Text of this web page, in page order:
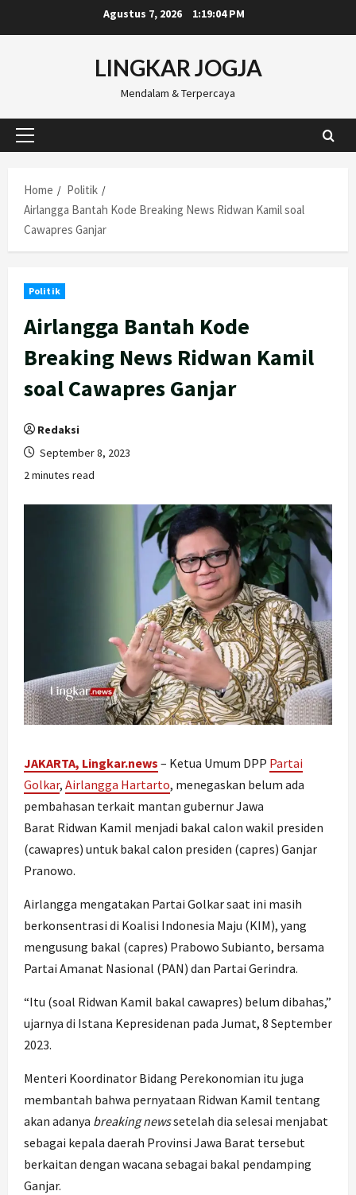
to
Agustus 7, 2026 1:19:05 PM
LINGKAR JOGJA
Mendalam & Terpercaya
Primary
Home
Politik
Airlangga Bantah Kode Breaking News Ridwan Kamil soal
Cawapres Ganjar
Politik
Airlangga Bantah Kode
Breaking News Ridwan Kamil
soal Cawapres Ganjar
Redaksi
September 8, 2023
2 minutes read
JAKARTA, Lingkar.news – Ketua Umum DPP Partai
Golkar, Airlangga Hartarto, menegaskan belum ada
pembahasan terkait mantan gubernur Jawa
Barat Ridwan Kamil menjadi bakal calon wakil presiden
(cawapres) untuk bakal calon presiden (capres) Ganjar
Pranowo.
Airlangga mengatakan Partai Golkar saat ini masih
berkonsentrasi di Koalisi Indonesia Maju (KIM), yang
mengusung bakal (capres) Prabowo Subianto, bersama
Partai Amanat Nasional (PAN) dan Partai Gerindra.
“Itu (soal Ridwan Kamil bakal cawapres) belum dibahas,”
ujarnya di Istana Kepresidenan pada Jumat, 8 September
2023.
Menteri Koordinator Bidang Perekonomian itu juga
membantah bahwa pernyataan Ridwan Kamil tentang
akan adanya breaking newssetelah dia selesai menjabat
sebagai kepala daerah Provinsi Jawa Barat tersebut
berkaitan dengan wacana sebagai bakal pendamping
Ganjar.